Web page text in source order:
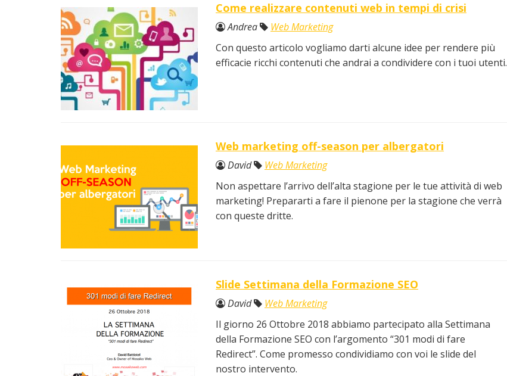
Come realizzare contenuti web in tempi di crisi
Andrea
Web Marketing
Con questo articolo vogliamo darti alcune idee per rendere più
efficacie ricchi contenuti che andrai a condividere con i tuoi utenti.
Web marketing off-season per albergatori
David
Web Marketing
Non aspettare l’arrivo dell’alta stagione per le tue attività di web
marketing! Prepararti a fare il pienone per la stagione che verrà
con queste dritte.
Slide Settimana della Formazione SEO
David
Web Marketing
Il giorno 26 Ottobre 2018 abbiamo partecipato alla Settimana
della Formazione SEO con l’argomento “301 modi di fare
Redirect”. Come promesso condividiamo con voi le slide del
nostro intervento.